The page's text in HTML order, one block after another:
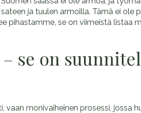
ja tuulen armoilla. Tämä ei ole
pihastamme, se on viimeistä listaa
se on
monivaiheinen prosessi, jossa